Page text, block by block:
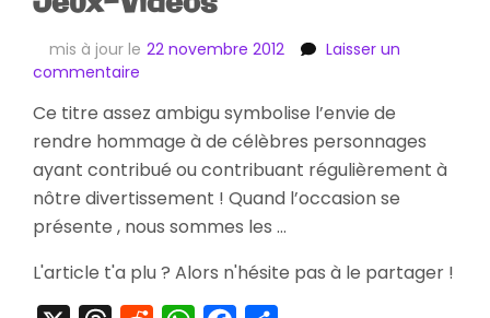
mis à jour le 22 novembre 2012
Laisser un
commentaire
Top
3
des
les
Plus
du
Monde
Ce titre assez ambigu symbolise l’envie de
rendre hommage à de célèbres personnages
ayant contribué ou contribuant régulièrement à
nôtre divertissement ! Quand l’occasion se
présente , nous sommes les …
L'article t'a plu ? Alors n'hésite pas à le partager !